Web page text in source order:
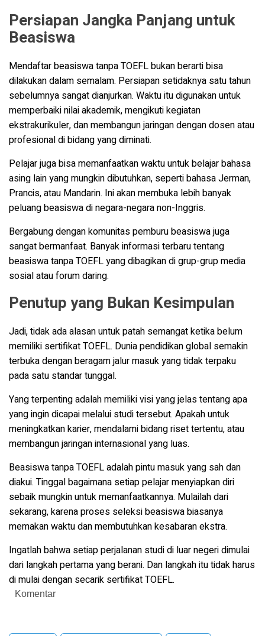
Persiapan Jangka Panjang untuk
Beasiswa
Mendaftar beasiswa tanpa TOEFL bukan berarti bisa
dilakukan dalam semalam. Persiapan setidaknya satu tahun
sebelumnya sangat dianjurkan. Waktu itu digunakan untuk
memperbaiki nilai akademik, mengikuti kegiatan
ekstrakurikuler, dan membangun jaringan dengan dosen atau
profesional di bidang yang diminati.
Pelajar juga bisa memanfaatkan waktu untuk belajar bahasa
asing lain yang mungkin dibutuhkan, seperti bahasa Jerman,
Prancis, atau Mandarin. Ini akan membuka lebih banyak
peluang beasiswa di negara-negara non-Inggris.
Bergabung dengan komunitas pemburu beasiswa juga
sangat bermanfaat. Banyak informasi terbaru tentang
beasiswa tanpa TOEFL yang dibagikan di grup-grup media
sosial atau forum daring.
Penutup yang Bukan Kesimpulan
Jadi, tidak ada alasan untuk patah semangat ketika belum
memiliki sertifikat TOEFL. Dunia pendidikan global semakin
terbuka dengan beragam jalur masuk yang tidak terpaku
pada satu standar tunggal.
Yang terpenting adalah memiliki visi yang jelas tentang apa
yang ingin dicapai melalui studi tersebut. Apakah untuk
meningkatkan karier, mendalami bidang riset tertentu, atau
membangun jaringan internasional yang luas.
Beasiswa tanpa TOEFL adalah pintu masuk yang sah dan
diakui. Tinggal bagaimana setiap pelajar menyiapkan diri
sebaik mungkin untuk memanfaatkannya. Mulailah dari
sekarang, karena proses seleksi beasiswa biasanya
memakan waktu dan membutuhkan kesabaran ekstra.
Ingatlah bahwa setiap perjalanan studi di luar negeri dimulai
dari langkah pertama yang berani. Dan langkah itu tidak harus
di mulai dengan secarik sertifikat TOEFL.
Komentar